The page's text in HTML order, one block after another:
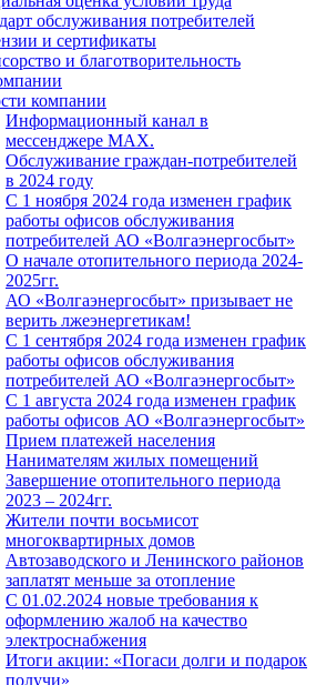
обслуживания потребителей
и сертификаты
и благотворительность
компании
Информационный канал в
мессенджере MAX.
Обслуживание граждан-потребителей
в 2024 году
С 1 ноября 2024 года изменен график
работы офисов обслуживания
потребителей АО «Волгаэнергосбыт»
О начале отопительного периода 2024-
2025гг.
АО «Волгаэнергосбыт» призывает не
верить лжеэнергетикам!
С 1 сентября 2024 года изменен график
работы офисов обслуживания
потребителей АО «Волгаэнергосбыт»
С 1 августа 2024 года изменен график
работы офисов АО «Волгаэнергосбыт»
Прием платежей населения
Нанимателям жилых помещений
Завершение отопительного периода
2023 – 2024гг.
Жители почти восьмисот
многоквартирных домов
Автозаводского и Ленинского районов
заплатят меньше за отопление
С 01.02.2024 новые требования к
оформлению жалоб на качество
электроснабжения
Итоги акции: «Погаси долги и подарок
получи»